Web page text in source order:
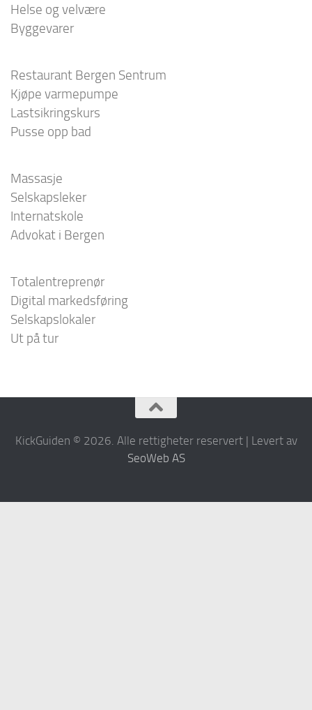
Helse og velvære
Byggevarer
Restaurant Bergen Sentrum
Kjøpe varmepumpe
Lastsikringskurs
Pusse opp bad
Massasje
Selskapsleker
Internatskole
Advokat i Bergen
Totalentreprenør
Digital markedsføring
Selskapslokaler
Ut på tur
KickGuiden © 2026. Alle rettigheter reservert | Levert av
SeoWeb AS